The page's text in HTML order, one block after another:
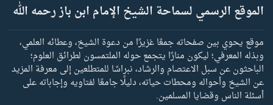
الموقع الرسمي لسماحة الشيخ الإمام ابن باز رحمه الله
موقع يحوي بين صفحاته جمعًا غزيرًا من دعوة الشيخ، وعطائه العلمي،
وبذله المعرفي؛ ليكون منارًا يتجمع حوله الملتمسون لطرائق العلوم؛
الباحثون عن سبل الاعتصام والرشاد، نبراسًا للمتطلعين إلى معرفة المزيد
عن الشيخ وأحواله ومحطات حياته، دليلًا جامعًا لفتاويه وإجاباته على
أسئلة الناس وقضايا المسلمين.